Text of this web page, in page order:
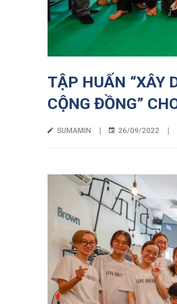
TẬP HUẤN “XÂY
CỘNG ĐỒNG”
SUMAMIN | 26/09/2022 |